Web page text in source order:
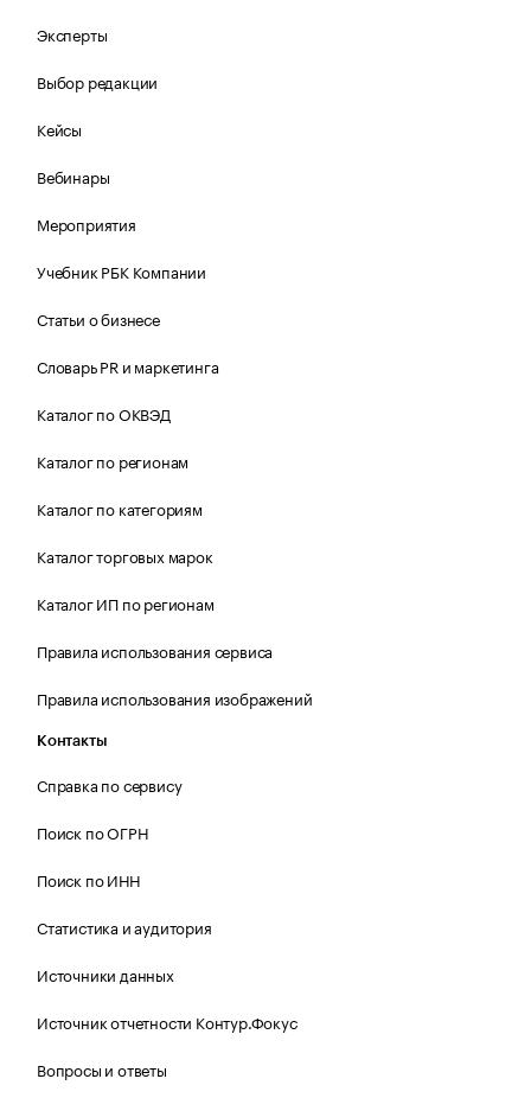
Эксперты
Выбор редакции
Кейсы
Вебинары
Мероприятия
Учебник РБК Компании
Статьи о бизнесе
Словарь PR и маркетинга
Каталог по ОКВЭД
Каталог по регионам
Каталог по категориям
Каталог торговых марок
Каталог ИП по регионам
Правила использования сервиса
Правила использования изображений
Контакты
Справка по сервису
Поиск по ОГРН
Поиск по ИНН
Статистика и аудитория
Источники данных
Источник отчетности Контур.Фокус
Вопросы и ответы